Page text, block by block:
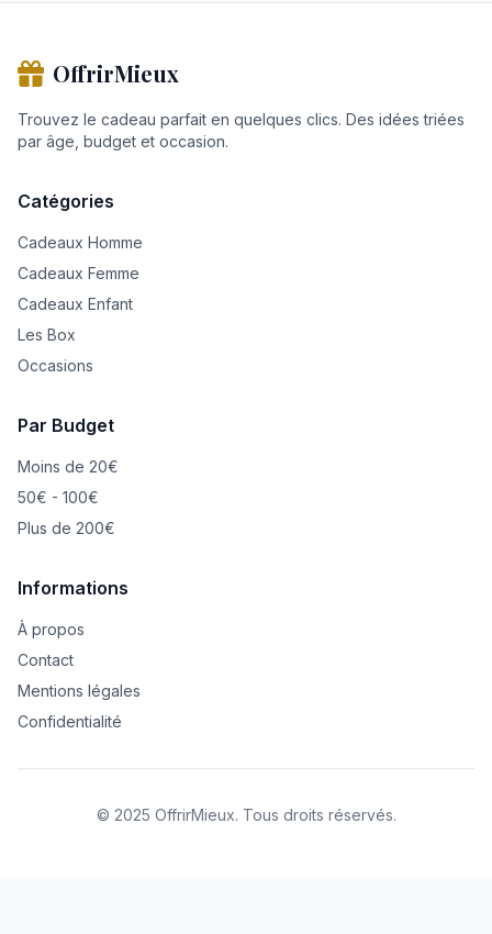
OffrirMieux
Trouvez le cadeau parfait en quelques clics. Des idées triées
par âge, budget et occasion.
Catégories
Cadeaux Homme
Cadeaux Femme
Cadeaux Enfant
Les Box
Occasions
Par Budget
Moins de 20€
50€ - 100€
Plus de 200€
Informations
À propos
Contact
Mentions légales
Confidentialité
© 2025 OffrirMieux. Tous droits réservés.